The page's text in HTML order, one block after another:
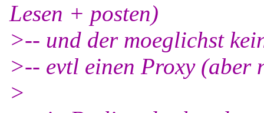
Lesen + posten)
>-- und der moeglichst
>-- evtl einen Proxy (aber
>